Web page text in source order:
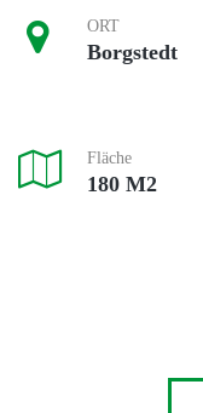
ORT
Borgstedt
Fläche
180 M2